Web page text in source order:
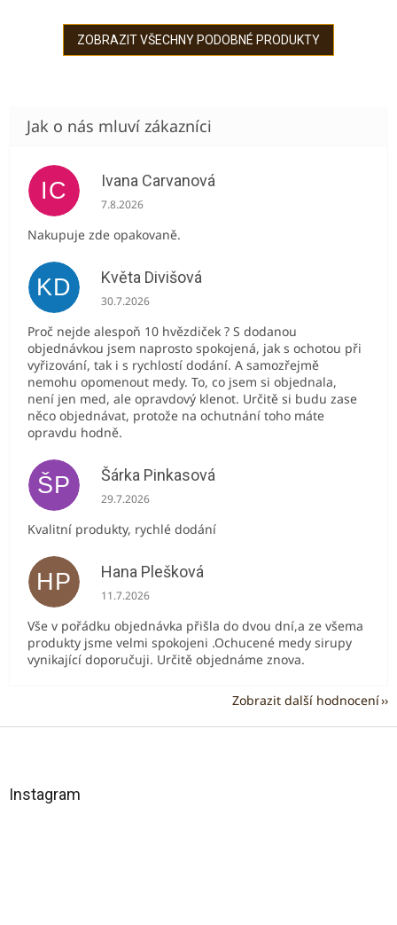
bohatá chuť a výrazná
vůně....
noc. Vysoký podíl bylinné
složky, nikoliv jako u
sirupů v...
ZOBRAZIT VŠECHNY PODOBNÉ PRODUKTY
IC Ivana Carvanová
Hodnocení obchodu je 5 z 5 hvězdiček.
7.8.2026
Nakupuje zde opakovaně.
KD Květa Divišová
Hodnocení obchodu je 5 z 5 hvězdiček.
30.7.2026
Proč nejde alespoň 10 hvězdiček ? S dodanou
objednávkou jsem naprosto spokojená, jak s ochotou při
vyřizování, tak i s rychlostí dodání. A samozřejmě
nemohu opomenout medy. To, co jsem si objednala,
není jen med, ale opravdový klenot. Určitě si budu zase
něco objednávat, protože na ochutnání toho máte
opravdu hodně.
ŠP Šárka Pinkasová
Hodnocení obchodu je 5 z 5 hvězdiček.
29.7.2026
Kvalitní produkty, rychlé dodání
HP Hana Plešková
Hodnocení obchodu je 5 z 5 hvězdiček.
11.7.2026
Vše v pořádku objednávka přišla do dvou dní,a ze všema
produkty jsme velmi spokojeni .Ochucené medy sirupy
vynikající doporučuji. Určitě objednáme znova.
Zobrazit další hodnocení
Instagram